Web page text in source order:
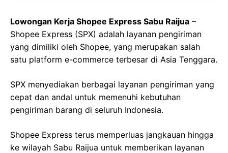
Lowongan Kerja Shopee Express Sabu Raijua –
Shopee Express (SPX) adalah layanan pengiriman
yang dimiliki oleh Shopee, yang merupakan salah
satu platform e-commerce terbesar di Asia Tenggara.
SPX menyediakan berbagai layanan pengiriman yang
cepat dan andal untuk memenuhi kebutuhan
pengiriman barang di seluruh Indonesia.
Shopee Express terus memperluas jangkauan hingga
ke wilayah Sabu Raijua untuk memberikan layanan